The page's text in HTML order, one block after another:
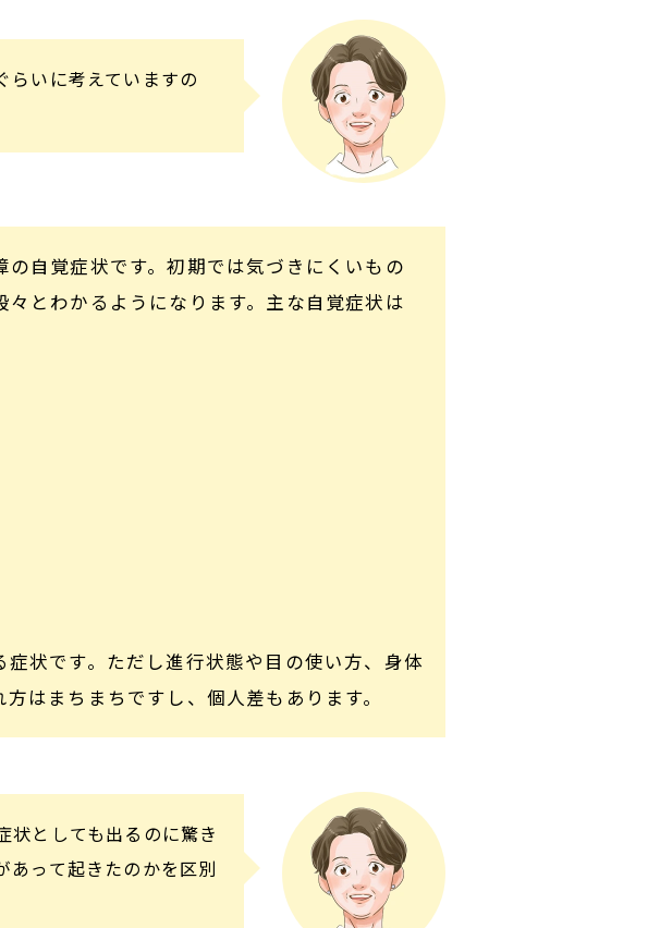
らいに考えていますの
自覚症状です。初期では気づきにくいもの
とわかるようになります。主な自覚症状は
状です。ただし進行状態や目の使い方、身体
はまちまちですし、個人差もあります。
状としても出るのに驚き
あって起きたのかを区別